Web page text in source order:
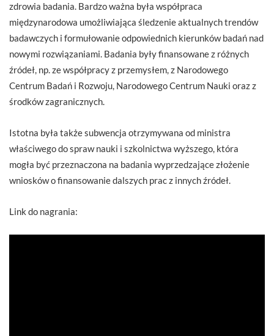
zdrowia badania. Bardzo ważna była współpraca
międzynarodowa umożliwiająca śledzenie aktualnych trendów
badawczych i formułowanie odpowiednich kierunków badań nad
nowymi rozwiązaniami. Badania były finansowane z różnych
źródeł, np. ze współpracy z przemysłem, z Narodowego
Centrum Badań i Rozwoju, Narodowego Centrum Nauki oraz z
środków zagranicznych.
Istotna była także subwencja otrzymywana od ministra
właściwego do spraw nauki i szkolnictwa wyższego, która
mogła być przeznaczona na badania wyprzedzające złożenie
wniosków o finansowanie dalszych prac z innych źródeł.
Link do nagrania: